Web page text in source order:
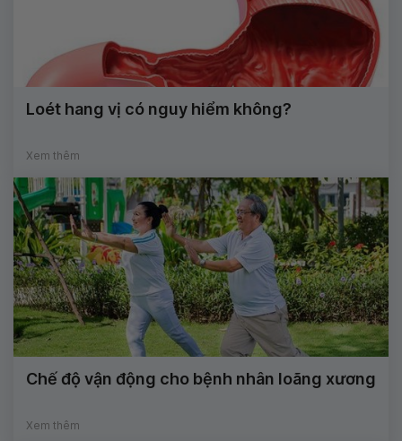
Loét hang vị có nguy hiểm không?
Xem thêm
Chế độ vận động cho bệnh nhân loãng xương
Xem thêm